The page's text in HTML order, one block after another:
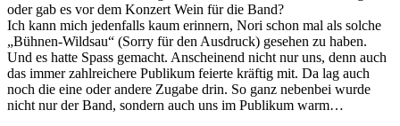
oder gab es vor dem Konzert Wein für die Band?
Ich kann mich jedenfalls kaum erinnern, Nori schon mal als solche
„Bühnen-Wildsau“ (Sorry für den Ausdruck) gesehen zu haben.
Und es hatte Spass gemacht. Anscheinend nicht nur uns, denn auch
das immer zahlreichere Publikum feierte kräftig mit. Da lag auch
noch die eine oder andere Zugabe drin. So ganz nebenbei wurde
nicht nur der Band, sondern auch uns im Publikum warm…